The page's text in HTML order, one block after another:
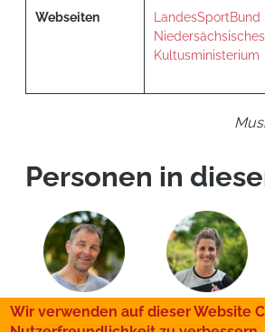
Webseiten
Niedersächsisches
Kultusministerium
Personen in
Wir verwenden auf dieser Website